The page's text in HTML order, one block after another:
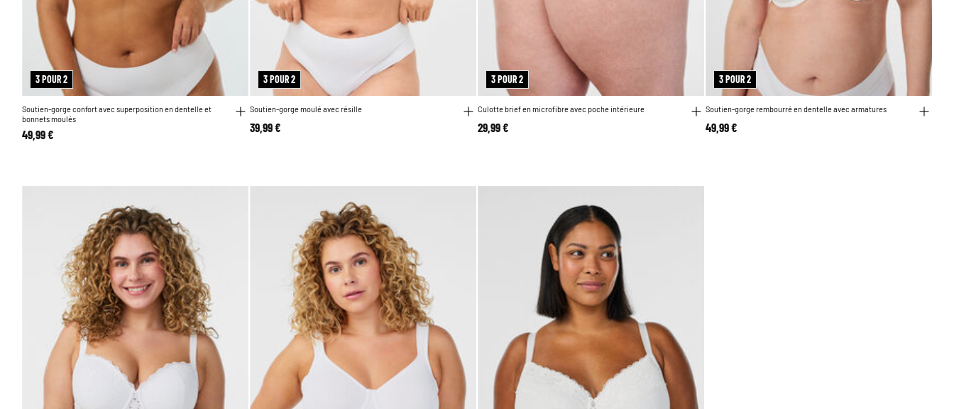
3 POUR 2
Soutien-gorge confort avec superposition en dentelle et
bonnets moulés
49,99 €
3 POUR 2
Soutien-gorge moulé avec résille
39,99 €
3 POUR 2
Culotte brief en microfibre avec poche intérieure
29,99 €
3 POUR 2
Soutien-gorge rembourré en dentelle avec armatures
49,99 €